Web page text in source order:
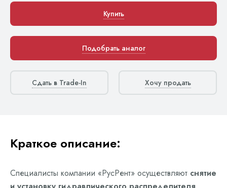
Купить
Подобрать аналог
Сдать в Trade-In Хочу продать
Краткое описание:
Специалисты компании «РусРент» осуществляют снятие